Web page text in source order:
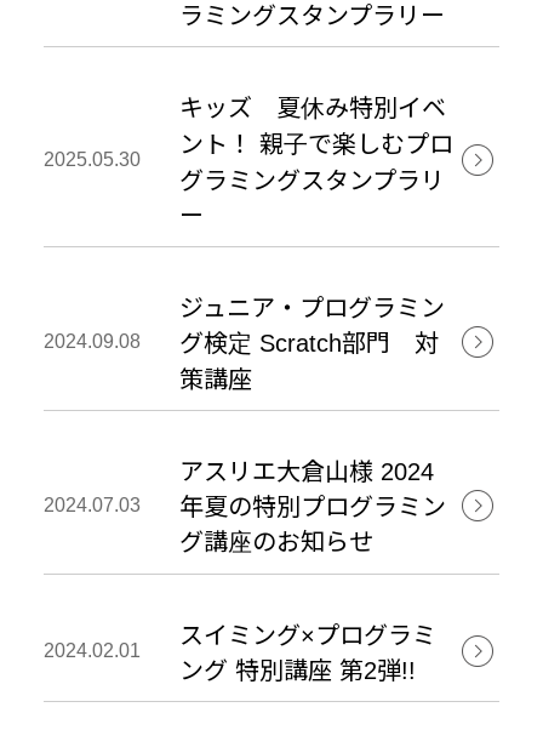
ラミングスタンプラリー
2025.05.30
キッズ 夏休み特別イベ
ント！ 親子で楽しむプロ
グラミングスタンプラリ
ー
2024.09.08
ジュニア・プログラミン
グ検定 Scratch部門 対
策講座
2024.07.03
アスリエ大倉山様 2024
年夏の特別プログラミン
グ講座のお知らせ
2024.02.01
スイミング×プログラミ
ング 特別講座 第2弾!!